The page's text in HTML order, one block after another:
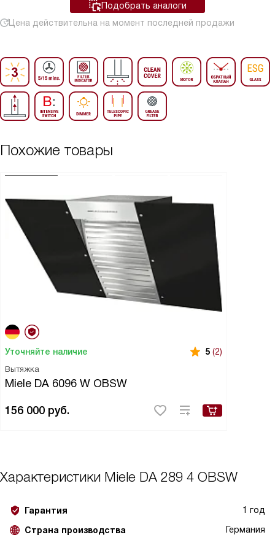
Подобрать аналоги
Цена действительна на момент последней продажи
Похожие товары
Уточняйте наличие 5 (2)
Вытяжка
Miele DA 6096 W OBSW
156 000 руб.
Характеристики Miele DA 289 4 OBSW
Гарантия 1 год
Страна производства Германия